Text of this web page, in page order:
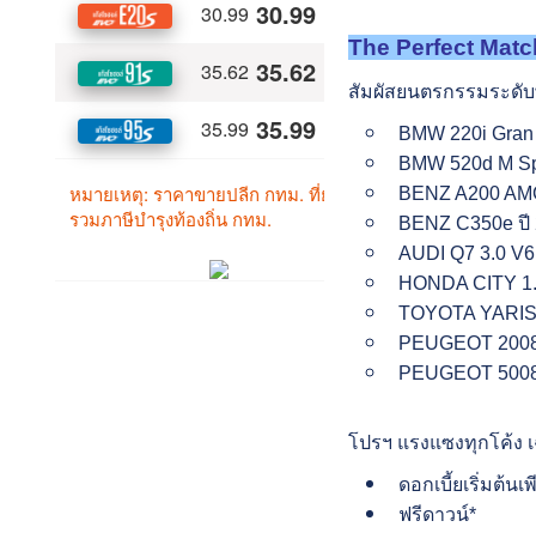
The Perfect
สัมผัสยนตรกรรมระดั
BMW 220i
BMW
BENZ
BENZ
AUDI Q7
HONDA
TOYOTA
โปรฯ แรงแซงทุกโค้ง
ดอกเบี้ยเริ่มต้นเ
ฟรีดาวน์*